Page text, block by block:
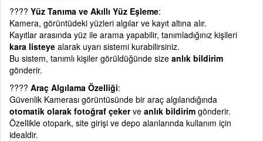
???? Yüz Tanıma ve Akıllı Yüz Eşleme:
Kamera, görüntüdeki yüzleri algılar ve kayıt altına alır.
Kayıtlar arasında yüz ile arama yapabilir, tanımladığınız kişileri
kara listeye alarak uyarı sistemi kurabilirsiniz.
Bu sistem, tanımlı kişiler görüldüğünde size anlık bildirim
gönderir.
???? Araç Algılama Özelliği:
Güvenlik Kamerası görüntüsünde bir araç algılandığında
otomatik olarak fotoğraf çekerve anlık bildirim gönderir.
Özellikle otopark, site girişi ve depo alanlarında kullanım için
idealdir.